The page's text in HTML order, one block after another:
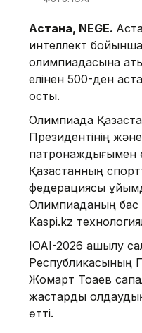
Астана, NEGE.
интеллект бойынша
олимпиадасына
елінен 500-ден
қосты.
Олимпиада
Президентінің
патронаждығымен
Қазақстанның
федерациясы
Олимпиаданың бас
Kaspi.kz
IOAI-2026 ашылу
Республикасының
Жомарт Тоқаев
жастарды
өтті.